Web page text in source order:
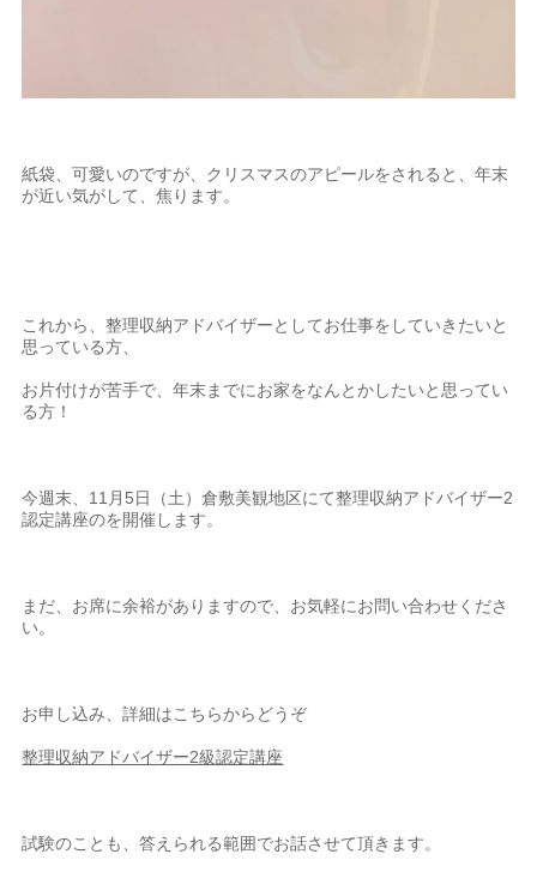
紙袋、可愛いのですが、クリスマスのアピールをされると、年末
が近い気がして、焦ります。
これから、整理収納アドバイザーとしてお仕事をしていきたいと
思っている方、
お片付けが苦手で、年末までにお家をなんとかしたいと思ってい
る方！
今週末、11月5日（土）倉敷美観地区にて整理収納アドバイザー2
認定講座のを開催します。
まだ、お席に余裕がありますので、お気軽にお問い合わせくださ
い。
お申し込み、詳細はこちらからどうぞ
整理収納アドバイザー2級認定講座
試験のことも、答えられる範囲でお話させて頂きます。